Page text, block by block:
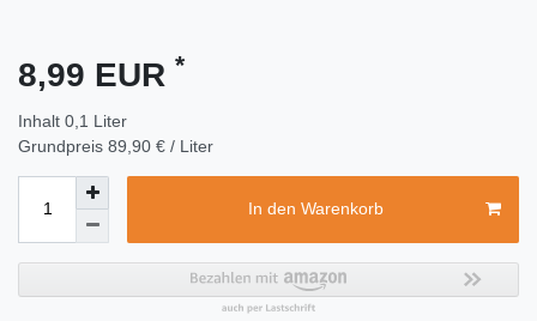
8,99 EUR *
Inhalt 0,1 Liter
Grundpreis 89,90 € / Liter
In den Warenkorb